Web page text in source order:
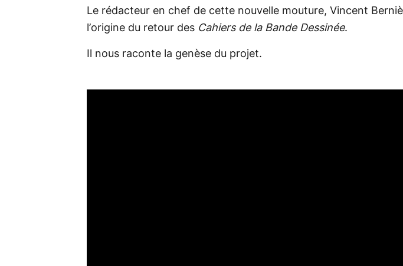
Le rédacteur en chef de cette nouvelle mouture, Vincent
l’origine du retour des Cahiers de la Bande Dessinée.
Il nous raconte la genèse du projet.